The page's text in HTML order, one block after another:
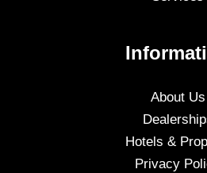
About Us
Hotels &
Privacy